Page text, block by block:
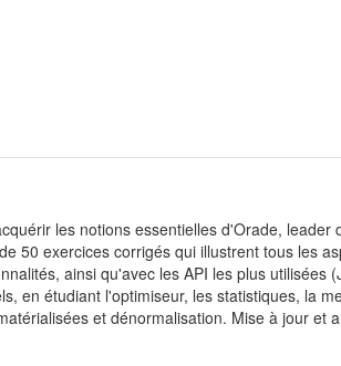
les notions essentielles d'Orade, leader
50 exercices corrigés qui illustrent tous les
ainsi qu'avec les API les plus utilisées
en étudiant l'optimiseur, les statistiques, la
et dénormalisation. Mise à jour et